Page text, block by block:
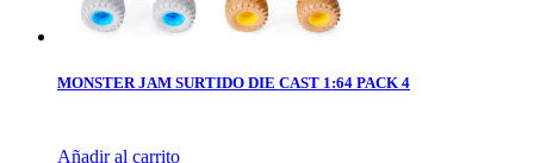
MONSTER JAM SURTIDO DIE CAST 1:64 PACK 4
Añadir al carrito